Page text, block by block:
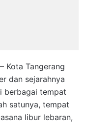
– Kota Tangerang
dan sejarahnya
berbagai tempat
satunya, tempat
libur lebaran,